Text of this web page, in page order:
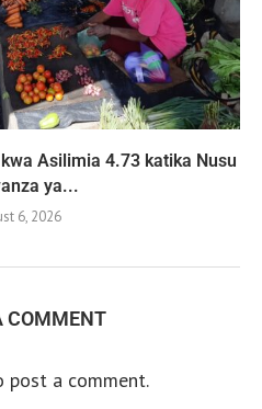
Asilimia 4.73 katika Nusu
ya...
6, 2026
COMMENT
post a comment.